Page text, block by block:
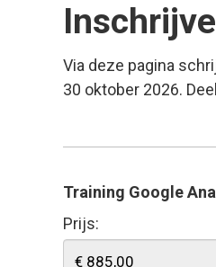
Via deze pagina
30 oktober 2026.
Training Google
Prijs: